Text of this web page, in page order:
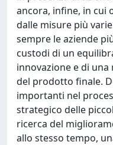
ancora, infine, in cui
dalle misure più
sempre le aziende
custodi di un
innovazione e di
del prodotto finale.
importanti nel
strategico delle
ricerca del
allo stesso tempo,